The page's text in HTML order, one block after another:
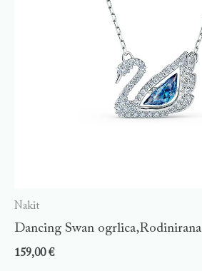
Nakit
Dancing Swan ogrlica,Rodinirana
159,00€